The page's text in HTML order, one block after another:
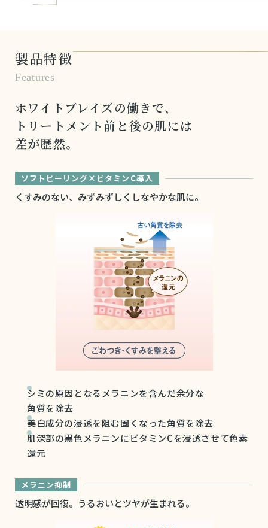
製品特徴
Features
ホワイトブレイズの働きで、
トリートメント前と後の肌には
差が歴然。
ソフトピーリング×ビタミンC導入
くすみのない、みずみずしくしなやかな肌に。
シミの原因となるメラニンを含んだ余分な
角質を除去
美白成分の浸透を阻む固くなった角質を除去
肌深部の黒色メラニンにビタミンCを浸透させて色素
還元
メラニン抑制
透明感が回復。うるおいとツヤが生まれる。